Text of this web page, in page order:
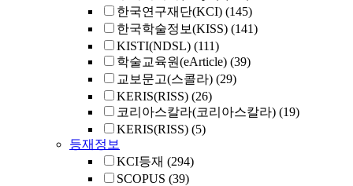
한국연구재단(KCI) (145)
한국학술정보(KISS) (141)
KISTI(NDSL) (111)
학술교육원(eArticle) (39)
교보문고(스콜라) (29)
KERIS(RISS) (26)
코리아스칼라(코리아스칼라) (19)
KERIS(RISS) (5)
등재정보
KCI등재 (294)
SCOPUS (39)